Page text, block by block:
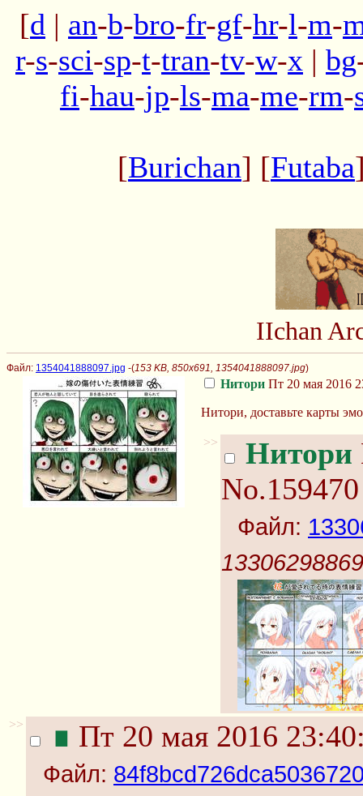
[d | an-b-bro-fr-gf-hr-l-m-
r-s-sci-sp-t-tran-tv-w-x | bg
fi-hau-jp-ls-ma-me-rm-
[Burichan] [Futaba
IIchan
Файл: 1354041888097.jpg -(153 KB, 850x691, 1354041888097.jpg)
Нитори Пт 20 мая 2016
Нитори, доставьте карты
>> Нитори
No.159470
Файл:
>> ∎ Пт 20 мая 2016
Файл: